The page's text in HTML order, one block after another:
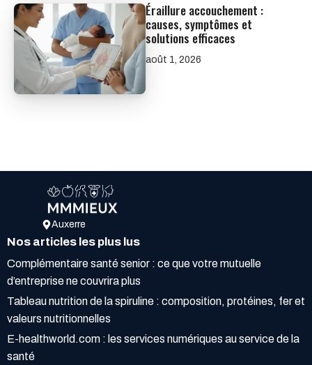
Éraillure accouchement :
causes, symptômes et
solutions efficaces
août 1, 2026
Auxerre
Nos articles les plus lus
Complémentaire santé senior : ce que votre mutuelle
d’entreprise ne couvrira plus
Tableau nutrition de la spiruline : composition, protéines, fer et
valeurs nutritionnelles
E-healthworld.com : les services numériques au service de la
santé